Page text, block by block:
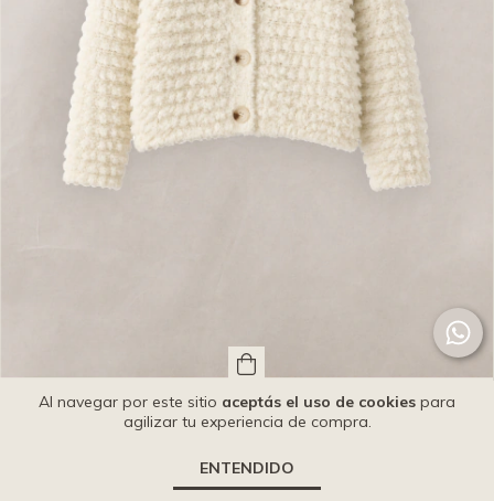
Al navegar por este sitio aceptás el uso de cookies para
agilizar tu experiencia de compra.
ENTENDIDO
CARDIGAN CLARA
$92.610,00con Transferencia.